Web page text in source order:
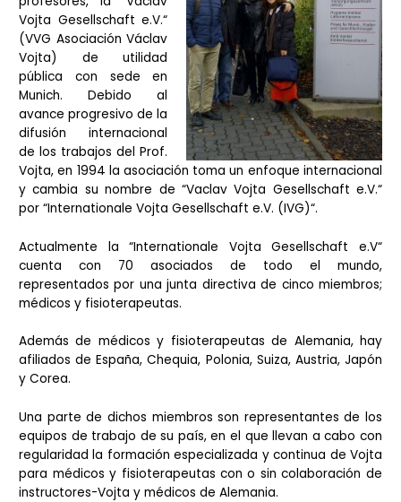
Vojta Gesellschaft e.V.“
(VVG Asociación Václav
Vojta) de utilidad
pública con sede en
Munich. Debido al
avance progresivo de la
difusión internacional
de los trabajos del Prof.
Vojta, en 1994 la asociación toma un enfoque internacional
y cambia su nombre de “Vaclav Vojta Gesellschaft e.V.“
por “Internationale Vojta Gesellschaft e.V. (IVG)“.
Actualmente la “Internationale Vojta Gesellschaft e.V“
cuenta con 70 asociados de todo el mundo,
representados por una junta directiva de cinco miembros;
médicos y fisioterapeutas.
Además de médicos y fisioterapeutas de Alemania, hay
afiliados de España, Chequia, Polonia, Suiza, Austria, Japón
y Corea.
Una parte de dichos miembros son representantes de los
equipos de trabajo de su país, en el que llevan a cabo con
regularidad la formación especializada y continua de Vojta
para médicos y fisioterapeutas con o sin colaboración de
instructores-Vojta y médicos de Alemania.